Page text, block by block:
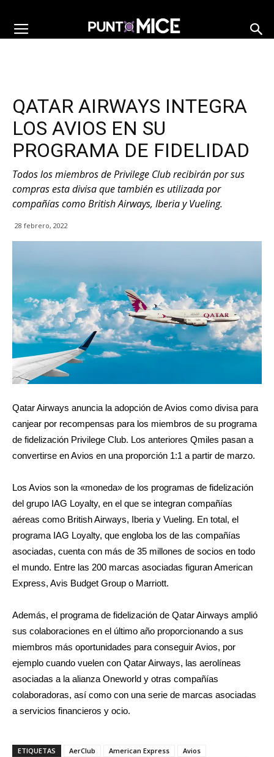
QATAR AIRWAYS INTEGRA
LOS AVIOS EN SU
PROGRAMA DE FIDELIDAD
Todos los miembros de Privilege Club recibirán por sus
compras esta divisa que también es utilizada por
compañías como British Airways, Iberia y Vueling.
28 febrero, 2022
Qatar Airways anuncia la adopción de Avios como divisa para
canjear por recompensas para los miembros de su programa
de fidelización Privilege Club. Los anteriores Qmiles pasan a
convertirse en Avios en una proporción 1:1 a partir de marzo.
Los Avios son la «moneda» de los programas de fidelización
del grupo IAG Loyalty, en el que se integran compañías
aéreas como British Airways, Iberia y Vueling. En total, el
programa IAG Loyalty, que engloba los de las compañías
asociadas, cuenta con más de 35 millones de socios en todo
el mundo. Entre las 200 marcas asociadas figuran American
Express, Avis Budget Group o Marriott.
Además, el programa de fidelización de Qatar Airways amplió
sus colaboraciones en el último año proporcionando a sus
miembros más oportunidades para conseguir Avios, por
ejemplo cuando vuelen con Qatar Airways, las aerolíneas
asociadas a la alianza Oneworld y otras compañías
colaboradoras, así como con una serie de marcas asociadas
a servicios financieros y ocio.
ETIQUETAS AerClub American Express
Avios